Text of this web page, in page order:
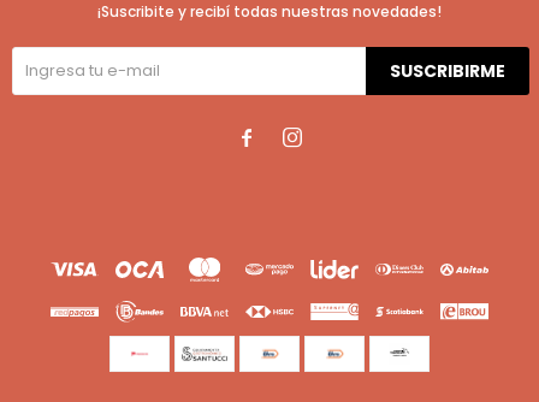
¡Suscribite y recibí todas nuestras novedades!
SUSCRIBIRME
 